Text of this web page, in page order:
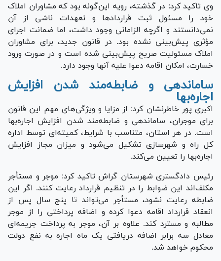
وی تاکید کرد: در گذشته، رویه این‌گونه بود که مشاوران املاک
خود را مسئول ثبت قرارداد‌ها و تعهدات ناشی از آن
نمی‌دانستند و اگرچه الزاماتی وجود داشت، اما ضمانت اجرای
مؤثری پیش‌بینی نشده بود. در قانون جدید، برای مشاوران
املاک مسئولیت صریح پیش‌بینی شده است و در صورت ورود
خسارت، امکان اقامه دعوا علیه آنها وجود دارد.
ساماندهی و ضابطه‌مند شدن افزایش
اجاره‌بها
اکبری پور خاطرنشان کرد: از مزایا و ویژگی‌های مهم این قانون
برای موجران، ساماندهی و ضابطه‌مند شدن افزایش اجاره‌بها
است. در هر استان، متناسب با شرایط، کمیته‌ای توسط اداره
کل راه و شهرسازی تشکیل می‌شود و میزان مجاز افزایش
اجاره‌بها را تعیین می‌کند.
رئیس دادگستری شهرستان گراش تاکید کرد: موجر و مستأجر
مکلف‌اند این ضوابط را در تنظیم قرارداد رعایت کنند. اگر این
ضابطه رعایت نشود، مستأجر می‌تواند تا پنج سال پس از
انعقاد قرارداد اقامه دعوا کرده و اضافه پرداختی را از موجر
مطالبه و مسترد کند. علاوه بر آن، موجر به پرداخت جریمه‌ای
معادل سه برابر اضافه دریافتی یک ماه اجاره به نفع دولت
محکوم خواهد شد.